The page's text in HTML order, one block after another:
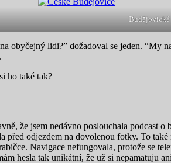
Budějovické
obyčejný lidi?” dožadoval se jeden. “My
ho také tak?
že jsem nedávno poslouchala podcast o
před odjezdem na dovolenou fotky. To
Navigace nefungovala, protože se
hesla tak unikátní, že už si nepamatuju